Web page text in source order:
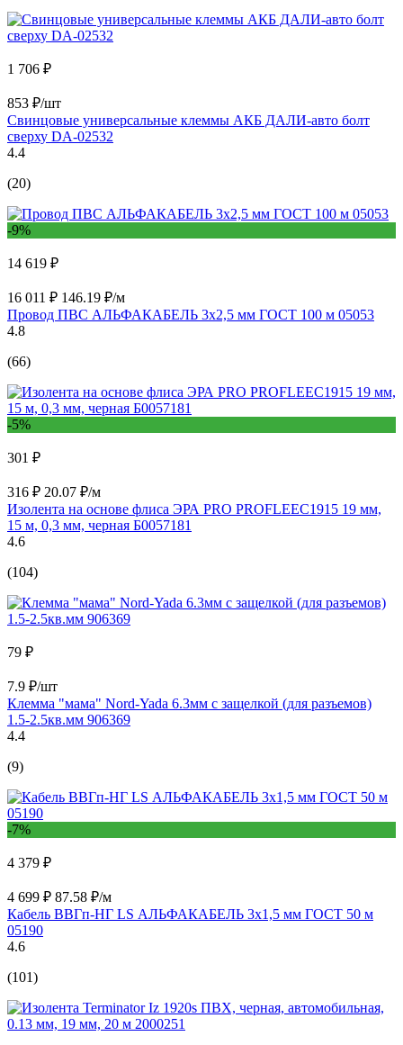
1 706 ₽
853 ₽/шт
Свинцовые универсальные клеммы АКБ ДАЛИ-авто болт
сверху DA-02532
4.4
(20)
-9%
14 619 ₽
16 011 ₽ 146.19 ₽/м
Провод ПВС АЛЬФАКАБЕЛЬ 3х2,5 мм ГОСТ 100 м 05053
4.8
(66)
-5%
301 ₽
316 ₽ 20.07 ₽/м
Изолента на основе флиса ЭРА PRO PROFLEEC1915 19 мм,
15 м, 0,3 мм, черная Б0057181
4.6
(104)
79 ₽
7.9 ₽/шт
Клемма "мама" Nord-Yada 6.3мм с защелкой (для разъемов)
1.5-2.5кв.мм 906369
4.4
(9)
-7%
4 379 ₽
4 699 ₽ 87.58 ₽/м
Кабель ВВГп-НГ LS АЛЬФАКАБЕЛЬ 3х1,5 мм ГОСТ 50 м
05190
4.6
(101)